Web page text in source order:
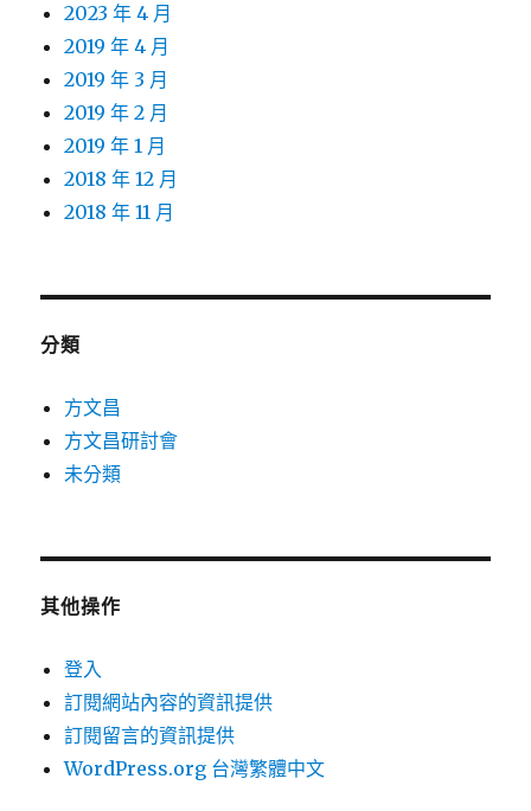
2023 年 4 月
2019 年 4 月
2019 年 3 月
2019 年 2 月
2019 年 1 月
2018 年 12 月
2018 年 11 月
分類
方文昌
方文昌研討會
未分類
其他操作
登入
訂閱網站內容的資訊提供
訂閱留言的資訊提供
WordPress.org 台灣繁體中文